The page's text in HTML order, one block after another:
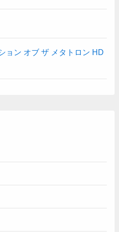
ョン オブ ザ メタトロン HD